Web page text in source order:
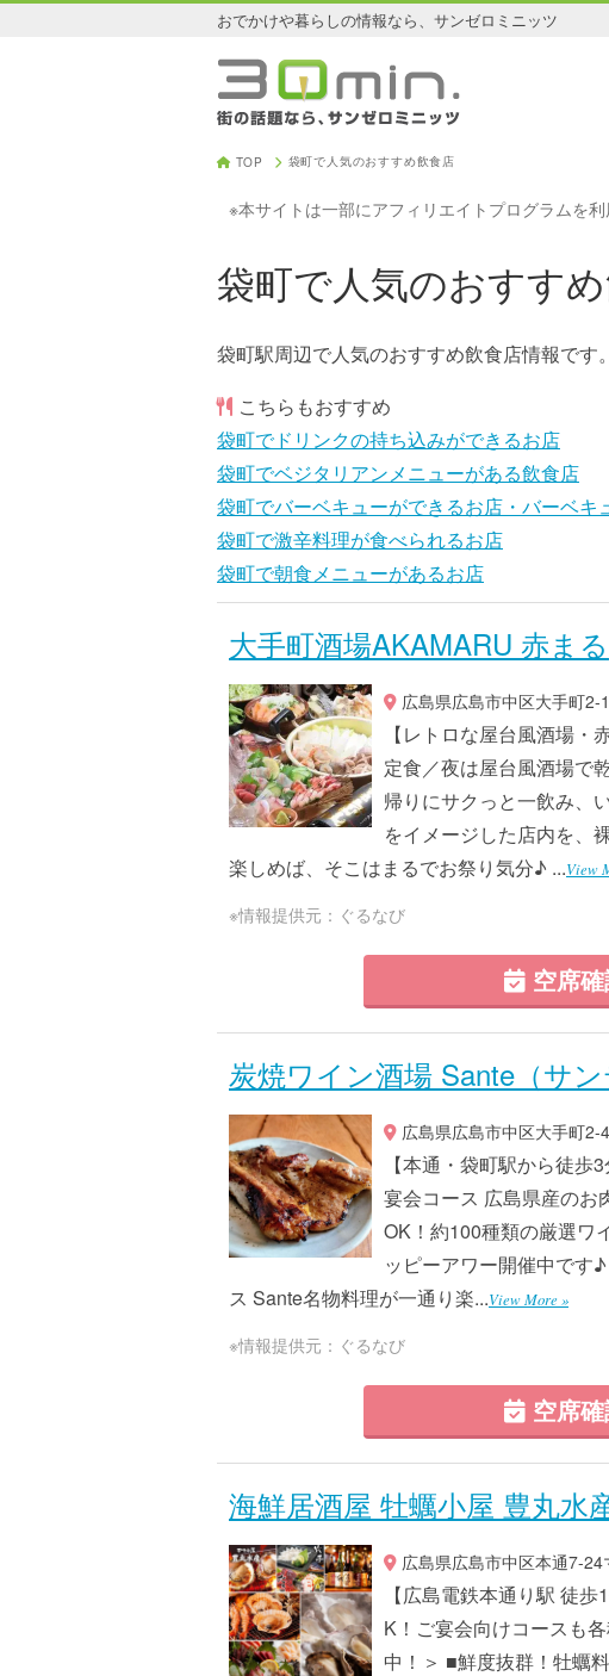
おでかけや暮らしの情報なら、サンゼロミニッツ
TOP 袋町で人気のおすすめ飲食店
※本サイトは一部にアフィリエイトプログラムを利
袋町で人気のおすす
袋町駅周辺で人気のおすすめ飲食店情報です。
こちらもおすすめ
袋町でドリンクの持ち込みができるお店
袋町でベジタリアンメニューがある飲食店
袋町でバーベキューができるお店・バーベキ
袋町で激辛料理が食べられるお店
袋町で朝食メニューがあるお店
大手町酒場AKAMARU 赤まる
広島県広島市中区大手町2-
【レトロな屋台風酒場
定食／夜は屋台風酒場で
帰りにサクっと一飲み、
をイメージした店内を、
楽しめば、そこはまるでお祭り気分♪ ...View
※情報提供元：ぐるなび
空席確
炭焼ワイン酒場 Sante（サン
広島県広島市中区大手町2-
【本通・袋町駅から徒
宴会コース 広島県産のお
OK！約100種類の厳選ワ
ッピーアワー開催中です
ス Sante名物料理が一通り楽...View More »
※情報提供元：ぐるなび
空席確
海鮮居酒屋 牡蠣小屋 豊丸水
広島県広島市中区本通7-
【広島電鉄本通り駅 徒
K！ご宴会向けコースも
中！＞ ■鮮度抜群！牡蠣